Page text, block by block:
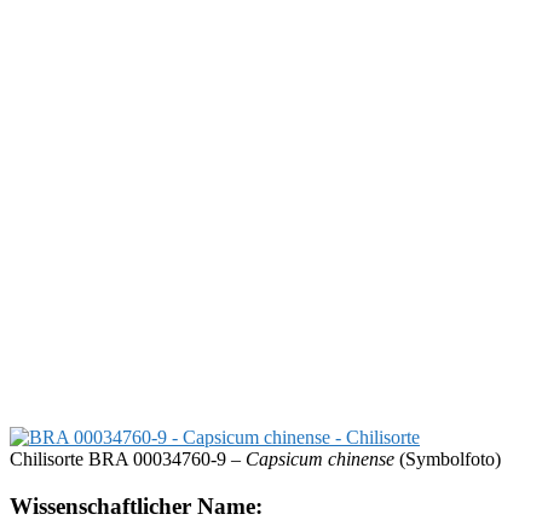
Chilisorte BRA 00034760-9 – Capsicum chinense (Symbolfoto)
Wissenschaftlicher Name: